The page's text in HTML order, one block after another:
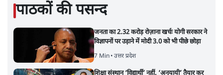
पाठकों की पसन्द
जनता का 2.32 करोड़ रोज़ाना खर्चः योगी सरकार ने
विज्ञापनों पर उड़ाने में मोदी 3.0 को भी पीछे छोड़ा
7 Min• उत्तर प्रदेश
शिक्षा संस्थान ‘विद्यार्थी’ नहीं, ‘अनुयायी’ तैयार कर